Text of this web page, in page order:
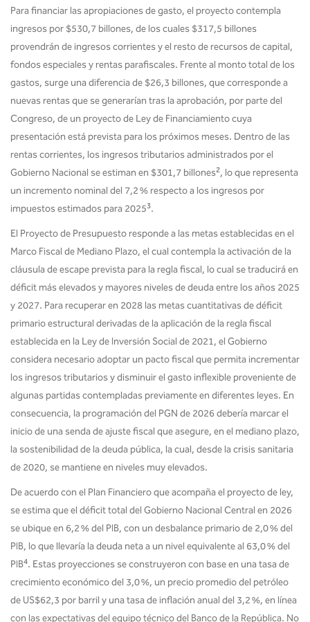
Para financiar las apropiaciones de gasto, el proyecto contempla
ingresos por $530,7 billones, de los cuales $317,5 billones
provendrán de ingresos corrientes y el resto de recursos de capital,
fondos especiales y rentas parafiscales. Frente al monto total de los
gastos, surge una diferencia de $26,3 billones, que corresponde a
nuevas rentas que se generarían tras la aprobación, por parte del
Congreso, de un proyecto de Ley de Financiamiento cuya
presentación está prevista para los próximos meses. Dentro de las
rentas corrientes, los ingresos tributarios administrados por el
Gobierno Nacional se estiman en $301,7 billones2, lo que representa
un incremento nominal del 7,2 % respecto a los ingresos por
impuestos estimados para 20253.
El Proyecto de Presupuesto responde a las metas establecidas en el
Marco Fiscal de Mediano Plazo, el cual contempla la activación de la
cláusula de escape prevista para la regla fiscal, lo cual se traducirá en
déficit más elevados y mayores niveles de deuda entre los años 2025
y 2027. Para recuperar en 2028 las metas cuantitativas de déficit
primario estructural derivadas de la aplicación de la regla fiscal
establecida en la Ley de Inversión Social de 2021, el Gobierno
considera necesario adoptar un pacto fiscal que permita incrementar
los ingresos tributarios y disminuir el gasto inflexible proveniente de
algunas partidas contempladas previamente en diferentes leyes. En
consecuencia, la programación del PGN de 2026 debería marcar el
inicio de una senda de ajuste fiscal que asegure, en el mediano plazo,
la sostenibilidad de la deuda pública, la cual, desde la crisis sanitaria
de 2020, se mantiene en niveles muy elevados.
De acuerdo con el Plan Financiero que acompaña el proyecto de ley,
se estima que el déficit total del Gobierno Nacional Central en 2026
se ubique en 6,2 % del PIB, con un desbalance primario de 2,0 % del
PIB, lo que llevaría la deuda neta a un nivel equivalente al 63,0 % del
PIB4. Estas proyecciones se construyeron con base en una tasa de
crecimiento económico del 3,0 %, un precio promedio del petróleo
de US$62,3 por barril y una tasa de inflación anual del 3,2 %, en línea
con las expectativas del equipo técnico del Banco de la República. No